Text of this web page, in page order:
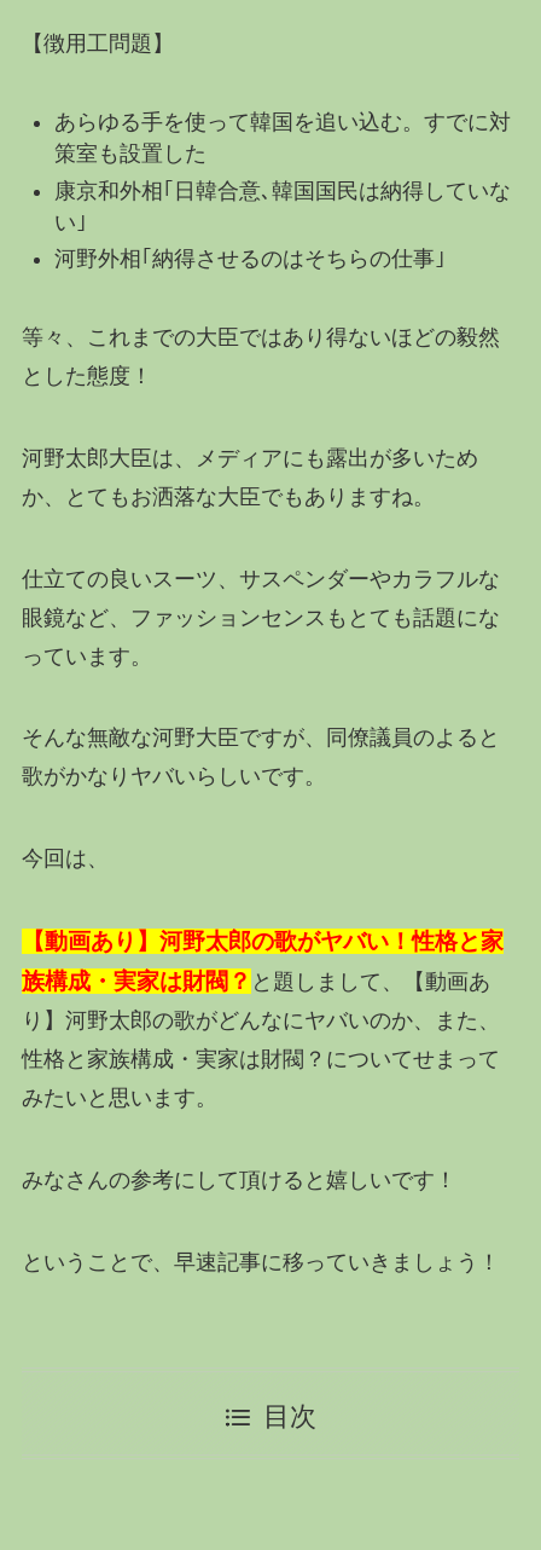
【徴用工問題】
あらゆる手を使って韓国を追い込む。すでに対
策室も設置した
康京和外相｢日韓合意､韓国国民は納得していな
い｣
河野外相｢納得させるのはそちらの仕事｣
等々、これまでの大臣ではあり得ないほどの毅然
とした態度！
河野太郎大臣は、メディアにも露出が多いため
か、とてもお洒落な大臣でもありますね。
仕立ての良いスーツ、サスペンダーやカラフルな
眼鏡など、ファッションセンスもとても話題にな
っています。
そんな無敵な河野大臣ですが、同僚議員のよると
歌がかなりヤバいらしいです。
今回は、
【動画あり】河野太郎の歌がヤバい！性格と家
族構成・実家は財閥？ と題しまして、【動画あ
り】河野太郎の歌がどんなにヤバいのか、また、
性格と家族構成・実家は財閥？についてせまって
みたいと思います。
みなさんの参考にして頂けると嬉しいです！
ということで、早速記事に移っていきましょう！
目次